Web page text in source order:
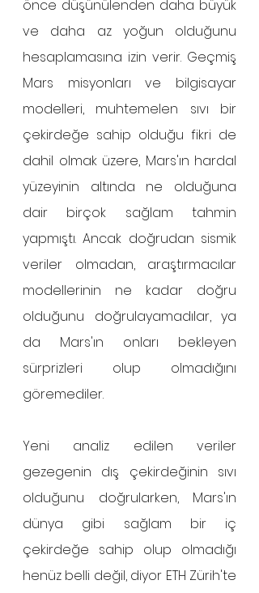
önce düşünülenden daha büyük
ve daha az yoğun olduğunu
hesaplamasına izin verir. Geçmiş
Mars misyonları ve bilgisayar
modelleri, muhtemelen sıvı bir
çekirdeğe sahip olduğu fikri de
dahil olmak üzere, Mars'ın hardal
yüzeyinin altında ne olduğuna
dair birçok sağlam tahmin
yapmıştı. Ancak doğrudan sismik
veriler olmadan, araştırmacılar
modellerinin ne kadar doğru
olduğunu doğrulayamadılar, ya
da Mars'ın onları bekleyen
sürprizleri olup olmadığını
göremediler.
Yeni analiz edilen veriler
gezegenin dış çekirdeğinin sıvı
olduğunu doğrularken, Mars'ın
dünya gibi sağlam bir iç
çekirdeğe sahip olup olmadığı
henüz belli değil, diyor ETH Zürih'te